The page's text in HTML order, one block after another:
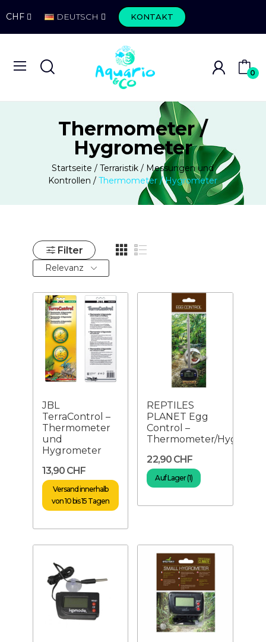
CHF DEUTSCH KONTAKT
0
Thermometer /
Hygrometer
Startseite Terraristik
Messungen und
Kontrollen
Thermometer / Hygrometer
Filter
Relevanz
JBL
TerraControl –
Thermometer
und
Hygrometer
13,90 CHF
Versand innerhalb
von 10 bis 15 Tagen
REPTILES
PLANET Egg
Control –
Thermometer/
22,90 CHF
Auf Lager (1)